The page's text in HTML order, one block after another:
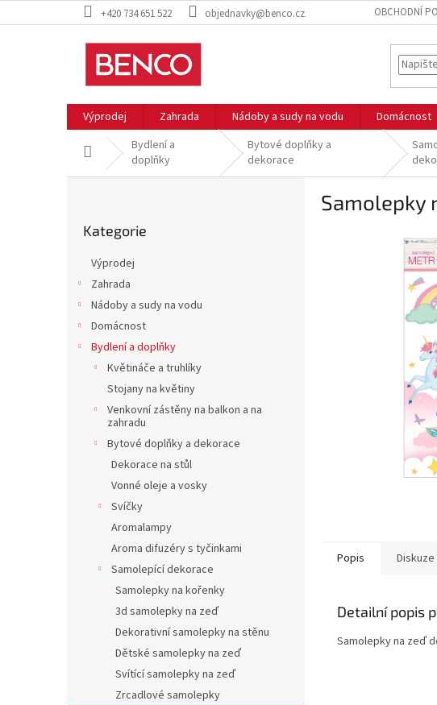
na
+420 734 651 522 objednavky@benco.cz OBCHODNÍ
Výprodej Zahrada Nádoby a sudy na vodu Domácnost
Domů Bydlení a
doplňky
Bytové doplňky a
dekorace
kategorie
Kategorie
Výprodej
Zahrada
Nádoby a sudy na vodu
Domácnost
Bydlení a doplňky
Květináče a truhlíky
Stojany na květiny
Venkovní zástěny na balkon a na
zahradu
Bytové doplňky a dekorace
Dekorace na stůl
Vonné oleje a vosky
Svíčky
Aromalampy
Aroma difuzéry s tyčinkami
Samolepící dekorace
Samolepky na kořenky
3d samolepky na zeď
Dekorativní samolepky na stěnu
Dětské samolepky na zeď
Svítící samolepky na zeď
Zrcadlové samolepky
Samolepky
Popis Diskuze
Detailní popis
Samolepky na zeď